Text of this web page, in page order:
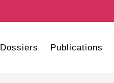
Dossiers Publications